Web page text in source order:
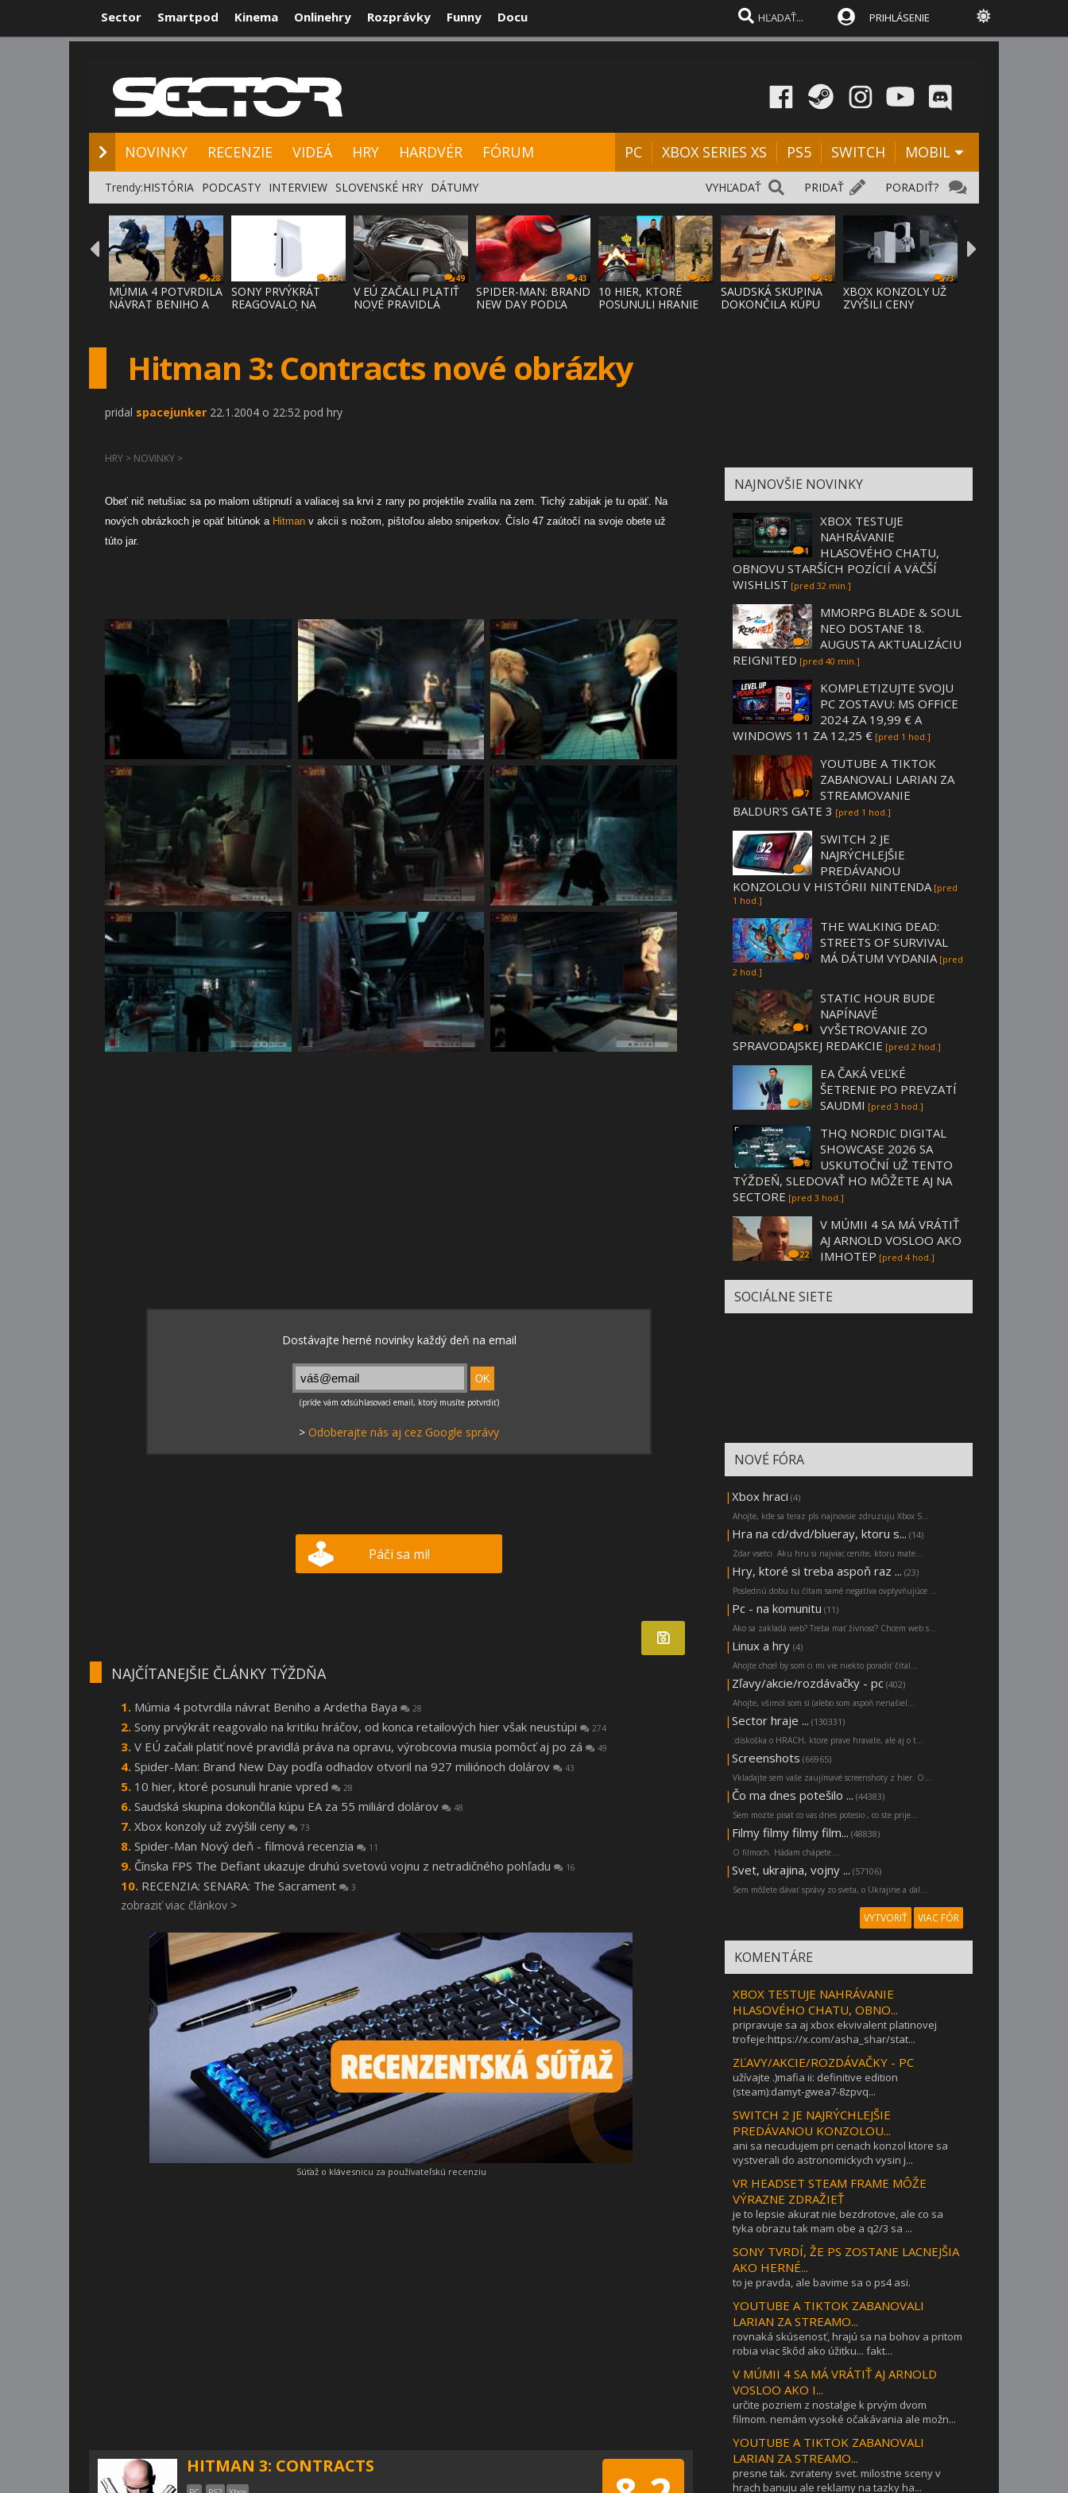
Sector Smartpod Kinema Onlinehry Rozprávky Funny Docu PRIHLÁSENIE
NOVINKY RECENZIE VIDEÁ HRY HARDVÉR FÓRUM PC XBOX SERIES XS PS5 SWITCH MOBIL
PORADIŤ?
PRIDAŤ
VYHĽADAŤ
Trendy:HISTÓRIA PODCASTY INTERVIEW SLOVENSKÉ HRY DÁTUMY
28
MÚMIA 4 POTVRDILA
NÁVRAT BENIHO A
274
SONY PRVÝKRÁT
REAGOVALO NA
49
V EÚ ZAČALI PLATIŤ
NOVÉ PRAVIDLÁ
43
SPIDER-MAN: BRAND
NEW DAY PODĽA
28
10 HIER, KTORÉ
POSUNULI HRANIE
48
SAUDSKÁ SKUPINA
DOKONČILA KÚPU
73
XBOX KONZOLY UŽ
ZVÝŠILI CENY
Hitman 3: Contracts nové obrázky
pridal spacejunker 22.1.2004 o 22:52 pod hry
HRY > NOVINKY >
Obeť nič netušiac sa po malom uštipnutí a valiacej sa krvi z rany po projektile zvalila na zem. Tichý zabijak je tu opäť. Na
nových obrázkoch je opäť bitúnok a Hitman v akcii s nožom, pištoľou alebo sniperkov. Číslo 47 zaútočí na svoje obete už
túto jar.
> Odoberajte nás aj cez Google správy
Páči sa mi!
NAJČÍTANEJŠIE ČLÁNKY TÝŽDŇA
Múmia 4 potvrdila návrat Beniho a Ardetha Baya 28
Sony prvýkrát reagovalo na kritiku hráčov, od konca retailových hier však neustúpi 274
V EÚ začali platiť nové pravidlá práva na opravu, výrobcovia musia pomôcť aj po zá 49
Spider-Man: Brand New Day podľa odhadov otvoril na 927 miliónoch dolárov 43
10 hier, ktoré posunuli hranie vpred 28
Saudská skupina dokončila kúpu EA za 55 miliárd dolárov 48
Xbox konzoly už zvýšili ceny 73
Spider-Man Nový deň - filmová recenzia 11
Čínska FPS The Defiant ukazuje druhú svetovú vojnu z netradičného pohľadu 16
RECENZIA: SENARA: The Sacrament 3
zobraziť viac článkov >
Súťaž o klávesnicu za používateľskú recenziu
HITMAN 3: CONTRACTS
NAJNOVŠIE NOVINKY
1
XBOX TESTUJE
NAHRÁVANIE
HLASOVÉHO CHATU,
OBNOVU STARŠÍCH POZÍCIÍ A VÄČŠÍ
WISHLIST [pred 32 min.]
0
MMORPG BLADE & SOUL
NEO DOSTANE 18.
AUGUSTA AKTUALIZÁCIU
REIGNITED [pred 40 min.]
0
KOMPLETIZUJTE SVOJU
PC ZOSTAVU: MS OFFICE
2024 ZA 19,99 € A
WINDOWS 11 ZA 12,25 € [pred 1 hod.]
7
YOUTUBE A TIKTOK
ZABANOVALI LARIAN ZA
STREAMOVANIE
BALDUR'S GATE 3 [pred 1 hod.]
4
SWITCH 2 JE
NAJRÝCHLEJŠIE
PREDÁVANOU
KONZOLOU V HISTÓRII NINTENDA [pred
1 hod.]
0
THE WALKING DEAD:
STREETS OF SURVIVAL
MÁ DÁTUM VYDANIA [pred
2 hod.]
1
STATIC HOUR BUDE
NAPÍNAVÉ
VYŠETROVANIE ZO
SPRAVODAJSKEJ REDAKCIE [pred 2 hod.]
15
EA ČAKÁ VEĽKÉ
ŠETRENIE PO PREVZATÍ
SAUDMI [pred 3 hod.]
6
THQ NORDIC DIGITAL
SHOWCASE 2026 SA
USKUTOČNÍ UŽ TENTO
TÝŽDEŇ, SLEDOVAŤ HO MÔŽETE AJ NA
SECTORE [pred 3 hod.]
22
V MÚMII 4 SA MÁ VRÁTIŤ
AJ ARNOLD VOSLOO AKO
IMHOTEP [pred 4 hod.]
SOCIÁLNE SIETE
NOVÉ FÓRA
| Xbox hraci (4)
Ahojte, kde sa teraz pls najnovsie zdruzuju Xbox S...
| Hra na cd/dvd/blueray, ktoru s... (14)
Zdar vsetci. Aku hru si najviac cenite, ktoru mate...
| Hry, ktoré si treba aspoň raz ... (23)
Poslednú dobu tu čítam samé negatíva ovplyvňujúce ...
| Pc - na komunitu (11)
Ako sa zakladá web? Treba mať živnosť? Chcem web s...
| Linux a hry (4)
Ahojte chcel by som ci mi vie niekto poradiť čítal...
| Zľavy/akcie/rozdávačky - pc (402)
Ahojte, všimol som si (alebo som aspoň nenašiel...
| Sector hraje ... (130331)
:diskoška o HRACH, ktore prave hravate, ale aj o t...
| Screenshots (66965)
Vkladajte sem vaše zaujímavé screenshoty z hier. O...
| Čo ma dnes potešilo ... (44383)
Sem mozte pisat co vas dnes potesio , co ste prije...
| Filmy filmy filmy film... (48838)
O filmoch. Hádam chápete....
| Svet, ukrajina, vojny ... (57106)
Sem môžete dávať správy zo sveta, o Ukrajine a ďal...
VYTVORIŤ VIAC FÓR
KOMENTÁRE
XBOX TESTUJE NAHRÁVANIE
HLASOVÉHO CHATU, OBNO...
pripravuje sa aj xbox ekvivalent platinovej
trofeje:https://x.com/asha_shar/stat...
ZĽAVY/AKCIE/ROZDÁVAČKY - PC
užívajte .)mafia ii: definitive edition
(steam):damyt-gwea7-8zpvq...
SWITCH 2 JE NAJRÝCHLEJŠIE
PREDÁVANOU KONZOLOU...
ani sa necudujem pri cenach konzol ktore sa
vystverali do astronomickych vysin j...
VR HEADSET STEAM FRAME MÔŽE
VÝRAZNE ZDRAŽIEŤ
je to lepsie akurat nie bezdrotove, ale co sa
tyka obrazu tak mam obe a q2/3 sa ...
SONY TVRDÍ, ŽE PS ZOSTANE LACNEJŠIA
AKO HERNÉ...
to je pravda, ale bavime sa o ps4 asi.
YOUTUBE A TIKTOK ZABANOVALI
LARIAN ZA STREAMO...
rovnaká skúsenosť, hrajú sa na bohov a pritom
robia viac škôd ako úžitku... fakt...
V MÚMII 4 SA MÁ VRÁTIŤ AJ ARNOLD
VOSLOO AKO I...
určite pozriem z nostalgie k prvým dvom
filmom. nemám vysoké očakávania ale možn...
YOUTUBE A TIKTOK ZABANOVALI
LARIAN ZA STREAMO...
presne tak. zvrateny svet. milostne sceny v
hrach banuju ale reklamy na tazky ha...